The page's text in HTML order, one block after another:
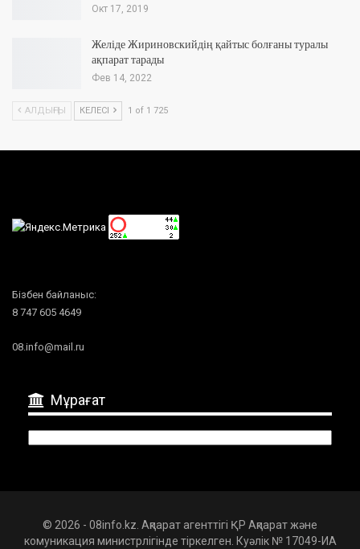
Окт 17, 2019
Желіде Жириновскийдің қайтыс болғаны туралы
ақпарат тарады
Фев 14, 2022
АЛДЫҢҒЫ КЕЛЕСІ 1 of 1 725
Бізбен байланыс:
8 747 605 4649
08.info@mail.ru
Мұрағат
© 2026 - 08info.kz. Ақпарат агенттігі ҚР Ақпарат және
комуникация министрлігінде тіркелген. Куәлік № 17049-ИА